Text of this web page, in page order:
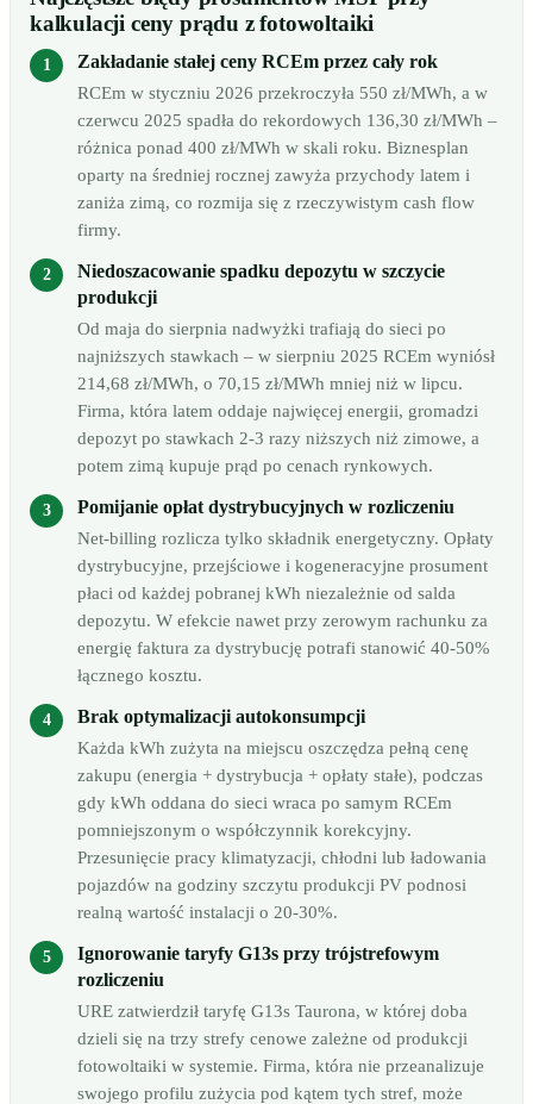
kalkulacji ceny prądu z fotowoltaiki
Zakładanie stałej ceny RCEm przez cały rok
RCEm w styczniu 2026 przekroczyła 550 zł/MWh, a w
czerwcu 2025 spadła do rekordowych 136,30 zł/MWh –
różnica ponad 400 zł/MWh w skali roku. Biznesplan
oparty na średniej rocznej zawyża przychody latem i
zaniża zimą, co rozmija się z rzeczywistym cash flow
firmy.
Niedoszacowanie spadku depozytu w szczycie
produkcji
Od maja do sierpnia nadwyżki trafiają do sieci po
najniższych stawkach – w sierpniu 2025 RCEm wyniósł
214,68 zł/MWh, o 70,15 zł/MWh mniej niż w lipcu.
Firma, która latem oddaje najwięcej energii, gromadzi
depozyt po stawkach 2-3 razy niższych niż zimowe, a
potem zimą kupuje prąd po cenach rynkowych.
Pomijanie opłat dystrybucyjnych w rozliczeniu
Net-billing rozlicza tylko składnik energetyczny. Opłaty
dystrybucyjne, przejściowe i kogeneracyjne prosument
płaci od każdej pobranej kWh niezależnie od salda
depozytu. W efekcie nawet przy zerowym rachunku za
energię faktura za dystrybucję potrafi stanowić 40-50%
łącznego kosztu.
Brak optymalizacji autokonsumpcji
Każda kWh zużyta na miejscu oszczędza pełną cenę
zakupu (energia + dystrybucja + opłaty stałe), podczas
gdy kWh oddana do sieci wraca po samym RCEm
pomniejszonym o współczynnik korekcyjny.
Przesunięcie pracy klimatyzacji, chłodni lub ładowania
pojazdów na godziny szczytu produkcji PV podnosi
realną wartość instalacji o 20-30%.
Ignorowanie taryfy G13s przy trójstrefowym
rozliczeniu
URE zatwierdził taryfę G13s Taurona, w której doba
dzieli się na trzy strefy cenowe zależne od produkcji
fotowoltaiki w systemie. Firma, która nie przeanalizuje
swojego profilu zużycia pod kątem tych stref, może